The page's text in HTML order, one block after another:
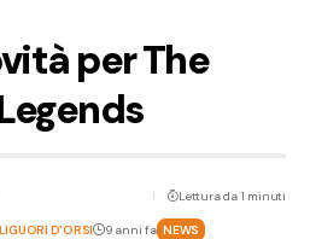
per The
D'ORSI 9 anni fa NEWS
Lettura da 1 minuti